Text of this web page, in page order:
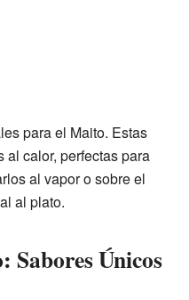
para el Maito. Estas
al calor, perfectas para
al vapor o sobre el
al plato.
Sabores Únicos